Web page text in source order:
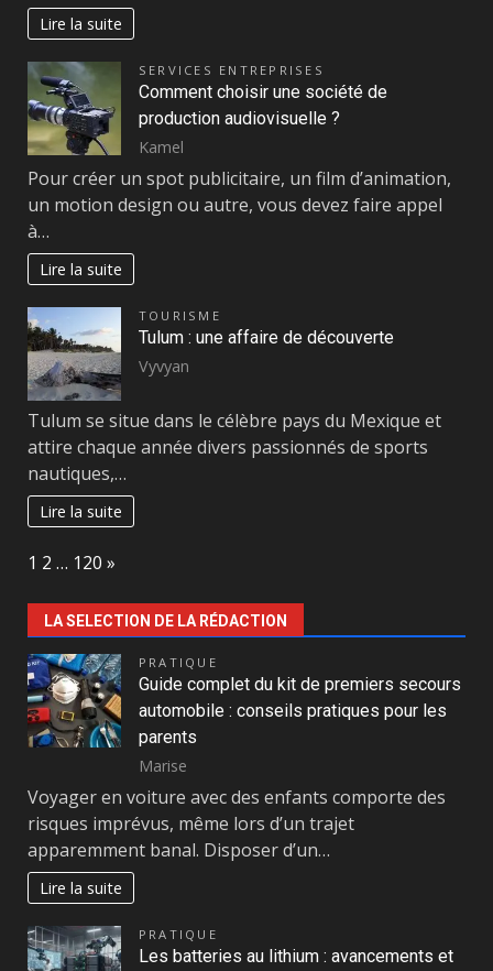
Lire la suite
SERVICES ENTREPRISES
Comment choisir une société de
production audiovisuelle ?
Kamel
Pour créer un spot publicitaire, un film d’animation,
un motion design ou autre, vous devez faire appel
à…
Lire la suite
TOURISME
Tulum : une affaire de découverte
Vyvyan
Tulum se situe dans le célèbre pays du Mexique et
attire chaque année divers passionnés de sports
nautiques,…
Lire la suite
Page:
1 2 … 120 Next
»
LA SELECTION DE LA RÉDACTION
PRATIQUE
Guide complet du kit de premiers secours
automobile : conseils pratiques pour les
parents
Marise
Voyager en voiture avec des enfants comporte des
risques imprévus, même lors d’un trajet
apparemment banal. Disposer d’un…
Lire la suite
PRATIQUE
Les batteries au lithium : avancements et